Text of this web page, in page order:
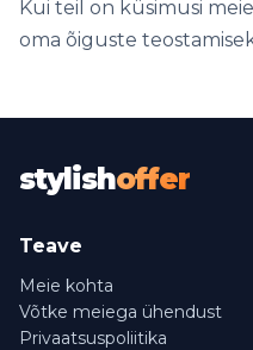
Kui teil on küsimusi
oma õiguste
stylishoffer
Teave
Meie kohta
Võtke meiega ühendust
Privaatsuspoliitika